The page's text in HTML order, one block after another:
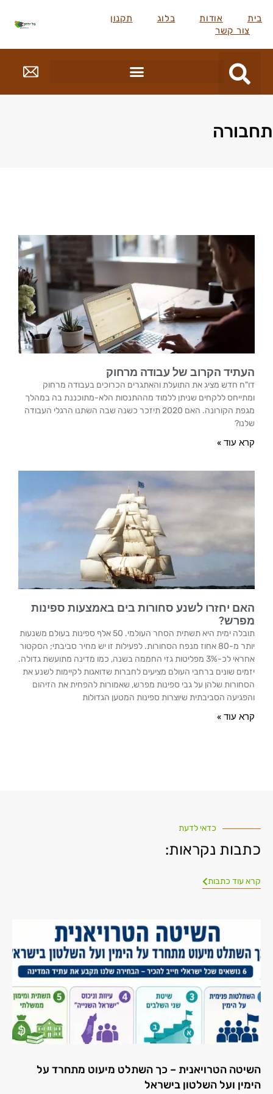
בית אודות בלוג
תקנון
צור קשר
תחבורה
העתיד הקרוב של עבודה מרחוק
דו"ח חדש מציג את התועלת והאתגרים הכרוכים בעבודה מרחוק
ומתייחס ללקחים שניתן ללמוד מההתנסות הלא-מתוכננת בה במהלך
מגפת הקורונה. האם 2020 תיזכר כשנה שבה השתנו הרגלי העבודה
שלנו?
קרא עוד »
האם יחזרו לשנע סחורות בים באמצעות ספינות
מפרש?
תובלה ימית היא תשתית הסחר העולמי. 50 אלף ספינות בעולם משנעות
יותר מ-80 אחוז מנפח הסחורות. לפעילות זו יש מחיר סביבתי; הסקטור
אחראי לכ-3% מפליטות גזי החממה בשנה, כמו מדינה מתועשת גדולה.
יזמים שונים ברחבי העולם מציעים לחברות שדואגות לקיימות לשנע את
הסחורות שלהן על גבי ספינות מפרש, שאמורות להפחית את הזיהום
והפגיעה הסביבתית שיוצרות ספינות המטען הגדולות
קרא עוד »
כדאי לדעת
כתבות נקראות:
קרא עוד כתבות
השיטה הטרויאנית – כך השתלט מיעוט מתחרד על
הימין ועל השלטון בישראל